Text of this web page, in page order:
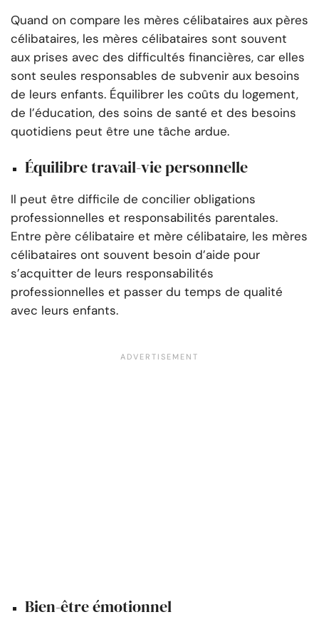
Quand on compare les mères célibataires aux pères
célibataires, les mères célibataires sont souvent
aux prises avec des difficultés financières, car elles
sont seules responsables de subvenir aux besoins
de leurs enfants. Équilibrer les coûts du logement,
de l’éducation, des soins de santé et des besoins
quotidiens peut être une tâche ardue.
Équilibre travail-vie personnelle
Il peut être difficile de concilier obligations
professionnelles et responsabilités parentales.
Entre père célibataire et mère célibataire, les mères
célibataires ont souvent besoin d’aide pour
s’acquitter de leurs responsabilités
professionnelles et passer du temps de qualité
avec leurs enfants.
Bien-être émotionnel